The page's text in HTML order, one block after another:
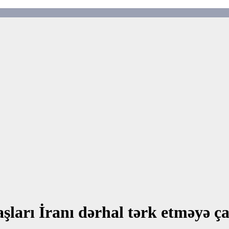
İranı dərhal tərk etməyə